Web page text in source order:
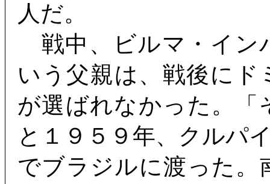
人だ。
戦中、ビルマ・イン
いう父親は、戦後に
が選ばれなかった。
と１９５９年、クルパ
でブラジルに渡った